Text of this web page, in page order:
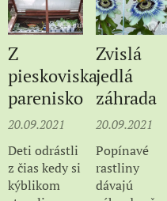
silnejšie
prekážky,
ktoré
"prekričia"
vplyv Luny?
pivnica do
prírodnej
záhrady?
Z
pieskoviska
parenisko
20.09.2021
Deti odrástli
z čias kedy si
kýblikom
Zvislá
jedlá
záhrada
20.09.2021
Popínavé
rastliny
dávajú